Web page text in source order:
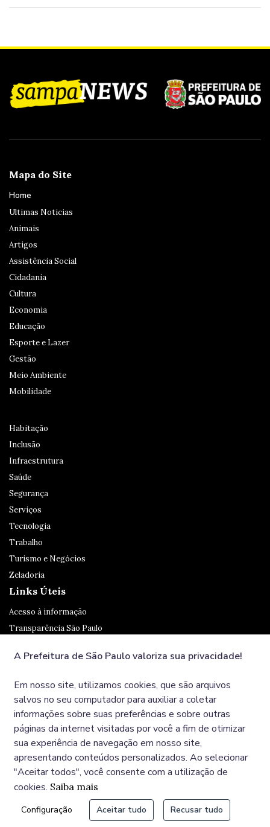
Mapa do Site
Home
Ultimas Noticias
Animais
Artigos
Assistência Social
Cidadania
Cultura
Economia
Educação
Esporte e Lazer
Gestão
Meio Ambiente
Mobilidade
Habitação
Inclusão
Infraestrutura
Saúde
Segurança
Serviços
Tecnologia
Trabalho
Turismo e Negócios
Zeladoria
Links Úteis
Acesso à informação
Transparência São Paulo
Ouvidoria
Redes Sociais
© COPYRIGHT 2025, Prefeitura Municipal de São Paulo,
Viaduto do Chá, 15 - Centro - CEP: 01002-020
A Prefeitura de São Paulo valoriza sua privacidade!
Em nosso site, utilizamos cookies, que são arquivos
salvos no seu computador para auxiliar a coletar
informações sobre suas preferências e sobre outras
páginas da internet visitadas por você a fim de otimizar
sua experiência de navegação em nosso site,
apresentando conteúdos personalizados. Ao selecionar
"Aceitar todos", você consente com a utilização de
cookies. Saiba mais
Configuração Aceitar tudo Recusar tudo